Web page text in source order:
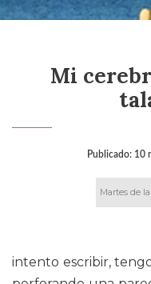
Mi
Publicado: 10
Martes de
intento escribir,